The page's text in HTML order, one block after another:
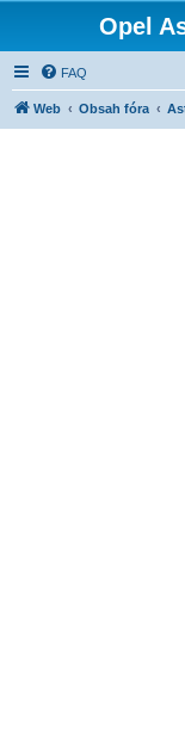
Opel
FAQ
Web Obsah fóra